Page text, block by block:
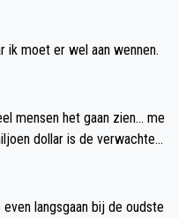
ik moet er wel aan wennen.
mensen het gaan zien... me
dollar is de verwachte
langsgaan bij de oudste